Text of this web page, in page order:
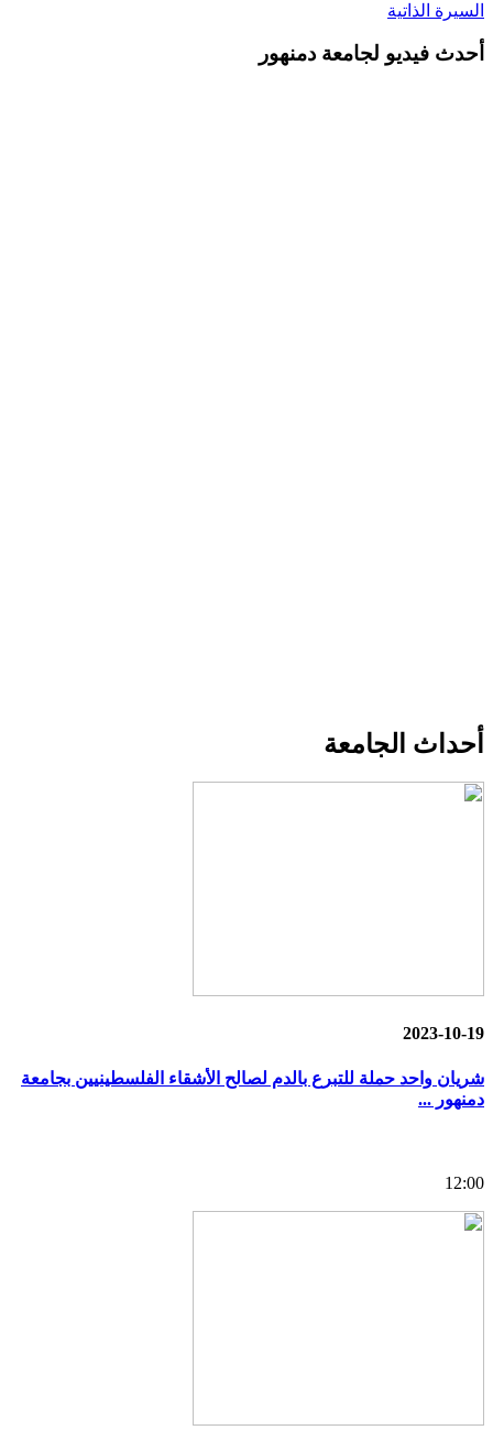
السيرة الذاتية
أحدث فيديو لجامعة دمنهور
أحداث الجامعة
2023-10-19
شريان واحد حملة للتبرع بالدم لصالح الأشقاء الفلسطينيين بجامعة
دمنهور ...
12:00